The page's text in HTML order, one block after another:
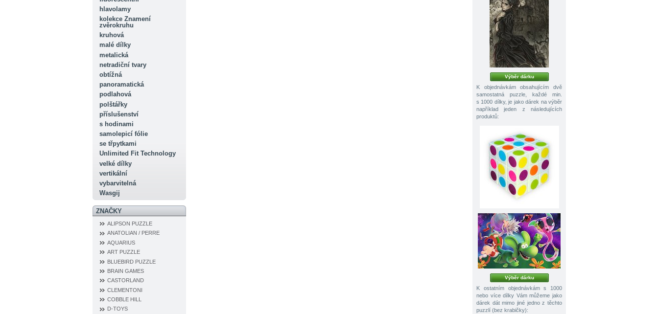
hlavolamy
kolekce Znamení
zvěrokruhu
kruhová
malé dílky
metalická
netradiční tvary
obtížná
panoramatická
podlahová
polštářky
příslušenství
s hodinami
samolepicí fólie
se třpytkami
Unlimited Fit Technology
velké dílky
vertikální
vybarvitelná
Wasgij
ZNAČKY
ALIPSON PUZZLE
ANATOLIAN / PERRE
AQUARIUS
ART PUZZLE
BLUEBIRD PUZZLE
BRAIN GAMES
CASTORLAND
CLEMENTONI
COBBLE HILL
D‐TOYS
Výběr dárku
K objednávkám obsahujícím dvě
samostatná puzzle, každé min.
s 1000 dílky, je jako dárek na výběr
například jeden z následujících
produktů:
Výběr dárku
K ostatním objednávkám s 1000
nebo více dílky Vám můžeme jako
dárek dát mimo jiné jedno z těchto
puzzlí (bez krabičky):